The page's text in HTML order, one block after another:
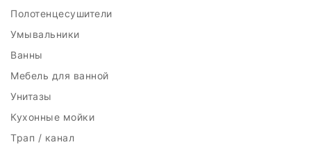
Полотенцесушители
Умывальники
Ванны
Мебель для ванной
Унитазы
Кухонные мойки
Трап / канал